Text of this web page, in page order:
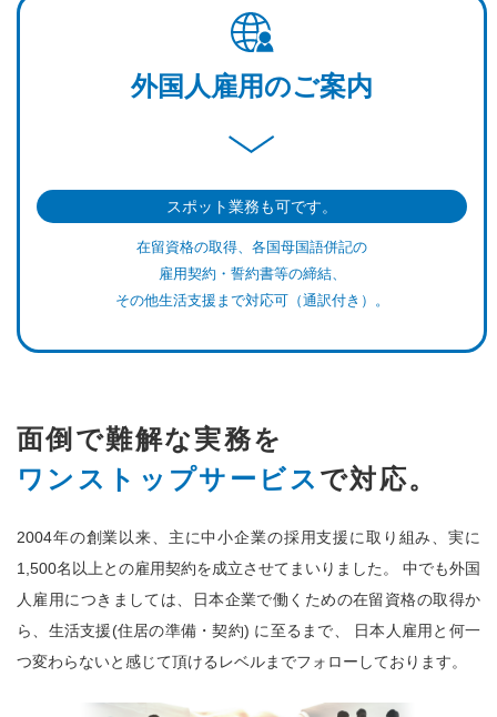
外国人雇用のご案内
スポット業務も可です。
在留資格の取得、各国母国語併記の
雇用契約・誓約書等の締結、
その他生活支援まで対応可（通訳付き）。
面倒で難解な実務を
ワンストップサービス で対応。
2004年の創業以来、主に中小企業の採用支援に取り組み、実に
1,500名以上との雇用契約を成立させてまいりました。
中でも外国
人雇用につきましては、日本企業で働くための在留資格の取得か
ら、生活支援(住居の準備・契約) に至るまで、
日本人雇用と何一
つ変わらないと感じて頂けるレベルまでフォローしております。